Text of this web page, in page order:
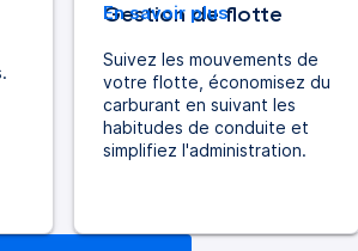
Gestion de flotte
Suivez les mouvements de
votre flotte, économisez du
carburant en suivant les
habitudes de conduite et
simplifiez l'administration.
En savoir plus